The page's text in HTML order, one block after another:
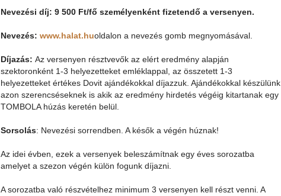
Nevezési díj: 9 500 Ft/fő személyenként fizetendő a versenyen.
Nevezés: www.halat.huoldalon a nevezés gomb megnyomásával.
Díjazás: Az versenyen résztvevők az elért eredmény alapján
szektoronként 1-3 helyezetteket emléklappal, az összetett 1-3
helyezetteket értékes Dovit ajándékokkal díjazzuk. Ajándékokkal készülünk
azon szerencséseknek is akik az eredmény hirdetés végéig kitartanak egy
TOMBOLA húzás keretén belül.
Sorsolás: Nevezési sorrendben. A késők a végén húznak!
Az idei évben, ezek a versenyek beleszámítnak egy éves sorozatba
amelyet a szezon végén külön fogunk díjazni.
A sorozatba való részvételhez minimum 3 versenyen kell részt venni. A